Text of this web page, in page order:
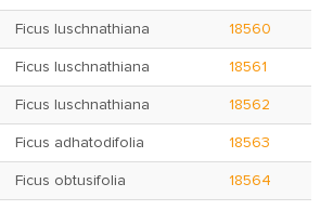
Ficus luschnathiana 18560
Ficus luschnathiana 18561
Ficus luschnathiana 18562
Ficus adhatodifolia 18563
Ficus obtusifolia 18564